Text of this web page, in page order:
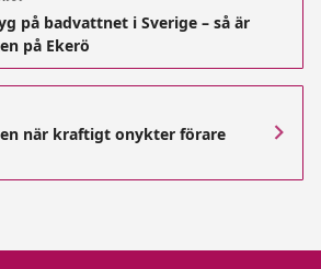
på badvattnet i Sverige – så är
på Ekerö
när kraftigt onykter förare